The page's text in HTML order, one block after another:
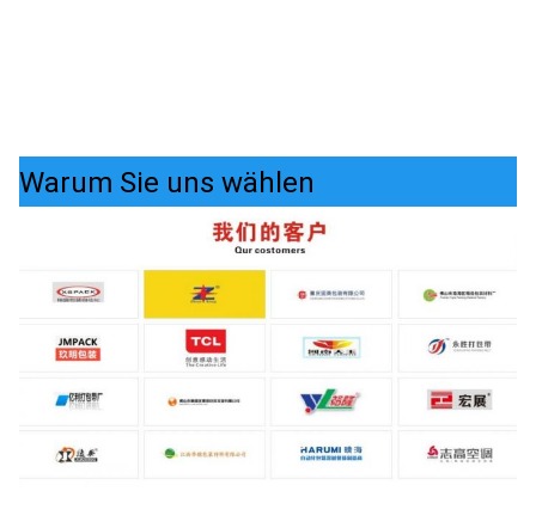
Warum Sie uns wählen